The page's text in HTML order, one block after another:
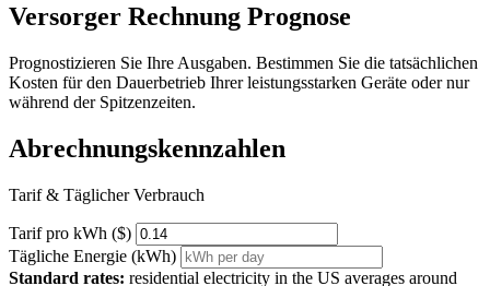
Versorger Rechnung Prognose
Prognostizieren Sie Ihre Ausgaben. Bestimmen Sie die tatsächlichen
Kosten für den Dauerbetrieb Ihrer leistungsstarken Geräte oder nur
während der Spitzenzeiten.
Abrechnungskennzahlen
Tarif & Täglicher Verbrauch
Tarif pro kWh ($)
Tägliche Energie (kWh)
Standard rates: residential electricity in the US averages around